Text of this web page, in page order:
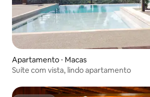
Apartamento ⋅ Macas
Suíte com vista, lindo apartamento